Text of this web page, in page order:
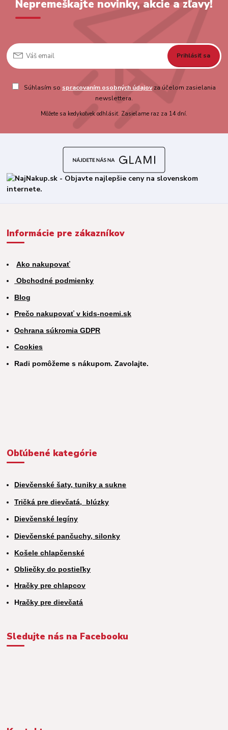
Nepremeškajte novinky, akcie a zľavy!
Prihlásiť sa
Súhlasím so spracovaním osobných údajovza účelom zasielania
newslettera.
Môžete sa kedykoľvek odhlásiť. Zasielame raz za 14 dní.
Informácie pre zákazníkov
Ako nakupovať
Obchodné podmienky
Blog
Prečo nakupovať v kids-noemi.sk
Ochrana súkromia GDPR
Cookies
Radi pomôžeme s nákupom. Zavolajte.
Obľúbené kategórie
Dievčenské šaty, tuniky a sukne
Tričká pre dievčatá, blúzky
Dievčenské legíny
Dievčenské pančuchy, silonky
Košele chlapčenské
Obliečky do postieľky
Hračky pre chlapcov
Hračky pre dievčatá
Sledujte nás na Facebooku